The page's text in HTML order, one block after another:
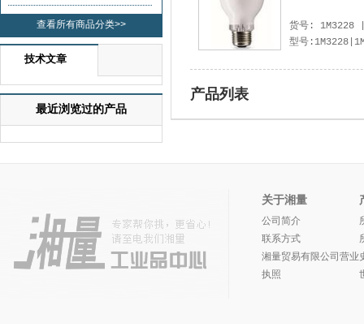
查看所有商品分类>>
技术文章
最近浏览过的产品
货号:
型号
产品列表
关于湘量
公司简介
联系方式
湘量贸易有限公司营业
执照